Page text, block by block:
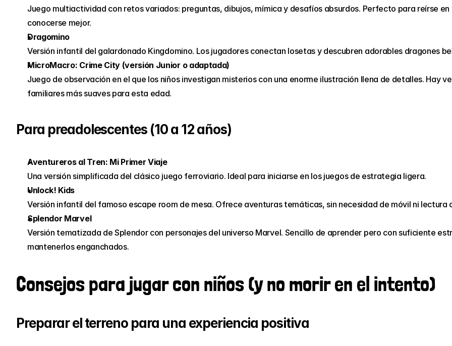
Juego multiactividad con retos variados: preguntas, dibujos, mímica y desafíos absurdos. Perfecto para reírse
conocerse mejor.
Dragomino
Versión infantil del galardonado Kingdomino. Los jugadores conectan losetas y descubren adorables dragones
MicroMacro: Crime City (versión Junior o adaptada)
Juego de observación en el que los niños investigan misterios con una enorme ilustración llena de detalles. Hay
familiares más suaves para esta edad.
Para preadolescentes (10 a 12 años)
Aventureros al Tren: Mi Primer Viaje
Una versión simplificada del clásico juego ferroviario. Ideal para iniciarse en los juegos de estrategia ligera.
Unlock! Kids
Versión infantil del famoso escape room de mesa. Ofrece aventuras temáticas, sin necesidad de móvil ni lectura
Splendor Marvel
Versión tematizada de Splendor con personajes del universo Marvel. Sencillo de aprender pero con suficiente
mantenerlos enganchados.
Consejos para jugar con niños (y no morir en el intento)
Preparar el terreno para una experiencia positiva